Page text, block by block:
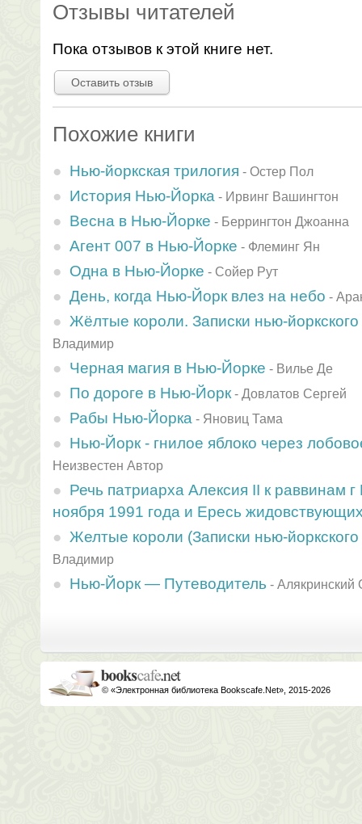
Отзывы читателей
Пока отзывов к этой книге нет.
Оставить отзыв
Похожие книги
Нью-йоркская трилогия - Остер Пол
История Нью-Йорка - Ирвинг Вашингтон
Весна в Нью-Йорке - Беррингтон Джоанна
Агент 007 в Нью-Йорке - Флеминг Ян
Одна в Нью-Йорке - Сойер Рут
День, когда Нью-Йорк влез на небо -
Жёлтые короли. Записки нью-йоркского
Владимир
Черная магия в Нью-Йорке - Вилье Де
По дороге в Нью-Йорк - Довлатов Сергей
Рабы Нью-Йорка - Яновиц Тама
Нью-Йорк - гнилое яблоко через
Неизвестен Автор
Речь патриарха Алексия II к раввинам
ноября 1991 года и Ересь
Желтые короли (Записки нью-йоркского
Владимир
Нью-Йорк — Путеводитель - Алякринский
© «Электронная библиотека Bookscafe.Net», 2015-2026